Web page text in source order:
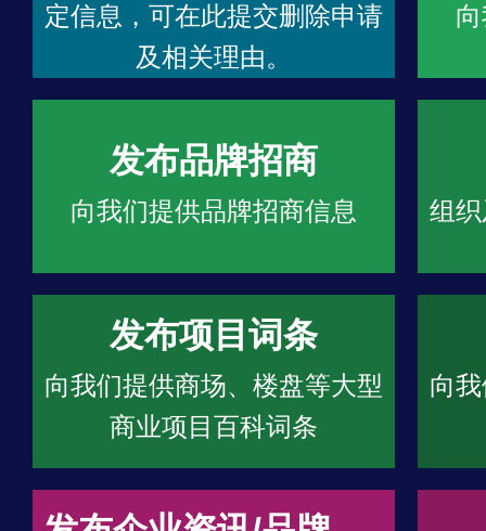
定信息，可在此提交删除申请
及相关理由。
发布品牌招商
向我们提供品牌招商信息 组
发布项目词条
向我们提供商场、楼盘等大型
商业项目百科词条
向